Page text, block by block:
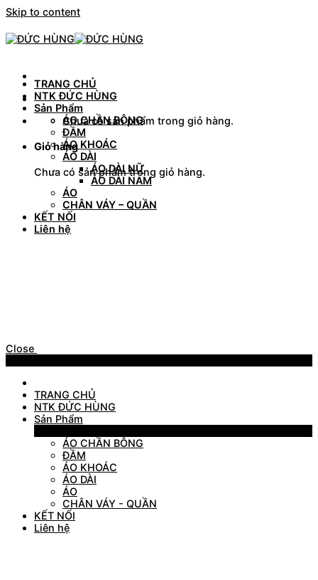
Skip to content
Chưa có sản phẩm trong giỏ hàng.
Giỏ hàng
Chưa có sản phẩm trong giỏ hàng.
TRANG CHỦ
NTK ĐỨC HÙNG
Sản Phẩm
ÁO CHẦN BÔNG
ĐẦM
ÁO KHOÁC
ÁO DÀI
ÁO DÀI NỮ
ÁO DÀI NAM
ÁO
CHÂN VÁY – QUẦN
KẾT NỐI
Liên hệ
Close
TRANG CHỦ
NTK ĐỨC HÙNG
Sản Phẩm
ÁO CHẦN BÔNG
ĐẦM
ÁO KHOÁC
ÁO DÀI
ÁO
CHÂN VÁY - QUẦN
KẾT NỐI
Liên hệ